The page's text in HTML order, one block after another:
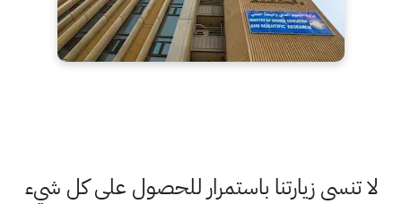
لا تنسى زيارتنا باستمرار للحصول على كل شيء